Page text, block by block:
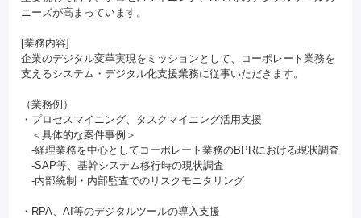
ニーズが高まっています。
[業務内容]
企業のデジタル変革実現をミッションとして、コーポレート業務を
支えるシステム・デジタル化支援業務に従事いただきます。
（業務例）
・プロセスマイニング、タスクマイニング活用支援
＜具体的な案件事例＞
-経理業務を中心としてコーポレート業務のBPRにおける現状調査
-SAP等、基幹システム移行時の現状調査
-内部統制・内部監査でのリスクモニタリング
・RPA、AI等のデジタルツールの導入支援